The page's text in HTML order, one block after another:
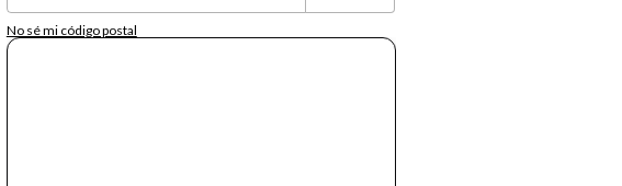
No sé mi código postal